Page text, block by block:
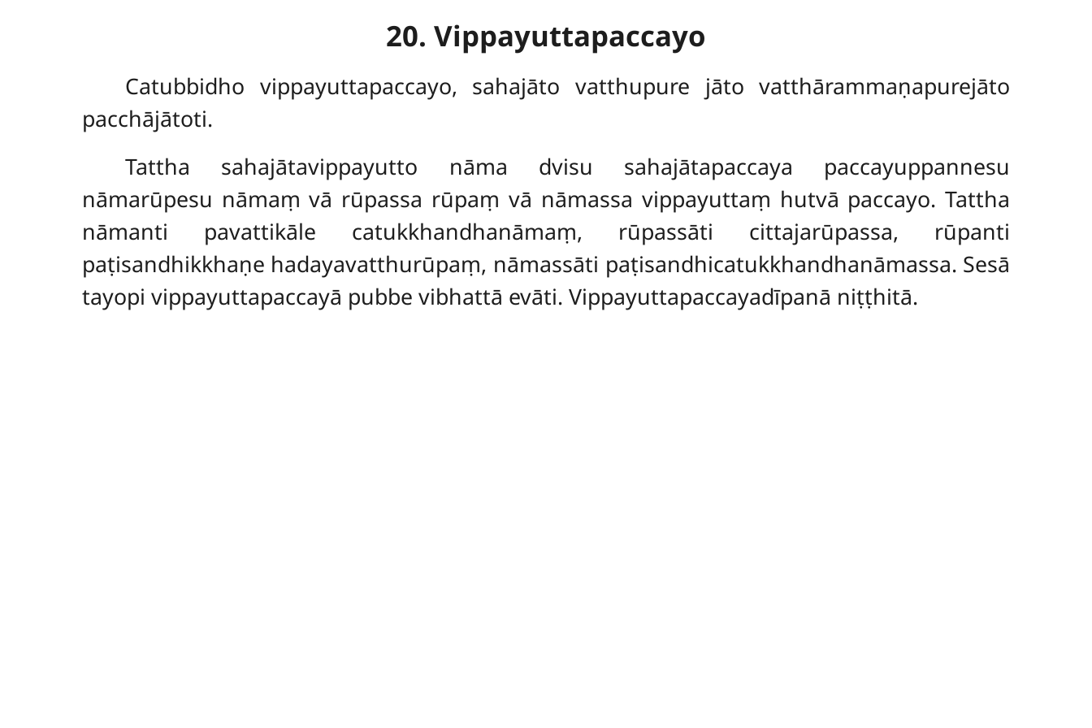
20. Vippayuttapaccayo
Catubbidho vippayuttapaccayo, sahajāto vatthupure jāto vatthārammaṇapurejāto
pacchājātoti.
Tattha sahajātavippayutto nāma dvisu sahajātapaccaya paccayuppannesu
nāmarūpesu nāmaṃ vā rūpassa rūpaṃ vā nāmassa vippayuttaṃ hutvā paccayo. Tattha
nāmanti pavattikāle catukkhandhanāmaṃ, rūpassāti cittajarūpassa, rūpanti
paṭisandhikkhaṇe hadayavatthurūpaṃ, nāmassāti paṭisandhicatukkhandhanāmassa. Sesā
tayopi vippayuttapaccayā pubbe vibhattā evāti. Vippayuttapaccayadīpanā niṭṭhitā.